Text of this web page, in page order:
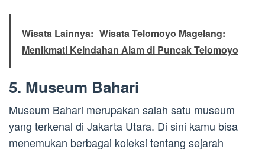
Wisata Lainnya: Wisata Telomoyo Magelang:
Menikmati Keindahan Alam di Puncak Telomoyo
5. Museum Bahari
Museum Bahari merupakan salah satu museum
yang terkenal di Jakarta Utara. Di sini kamu bisa
menemukan berbagai koleksi tentang sejarah